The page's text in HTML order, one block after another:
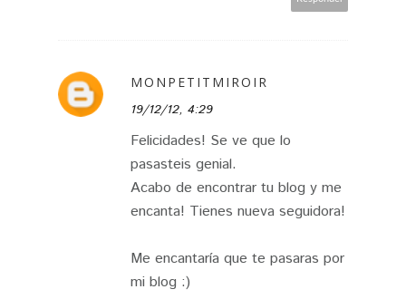
MONPETITMIROIR
19/12/12, 4:29
Felicidades! Se ve que lo
pasasteis genial.
Acabo de encontrar tu blog y me
encanta! Tienes nueva seguidora!
Me encantaría que te pasaras por
mi blog :)